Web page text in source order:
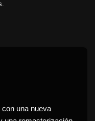
una nueva